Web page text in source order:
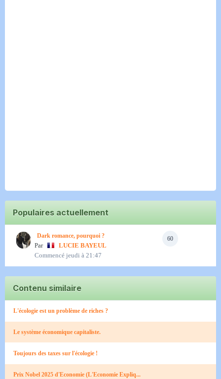
Populaires actuellement
60
Dark romance, pourquoi ?
Par
LUCIE BAYEUL
Commencé jeudi à 21:47
Contenu similaire
L'écologie est un problème de riches ?
Le système économique capitaliste.
Toujours des taxes sur l'écologie !
Prix Nobel 2025 d'Economie (L'Economie Expliq...